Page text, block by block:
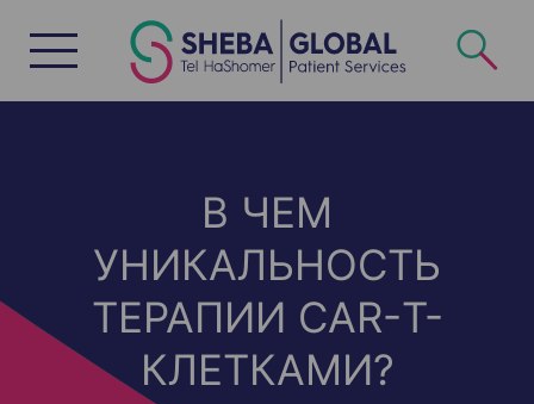
c
В ЧЕМ
УНИКАЛЬНОСТЬ
ТЕРАПИИ CAR-Т-
КЛЕТКАМИ?